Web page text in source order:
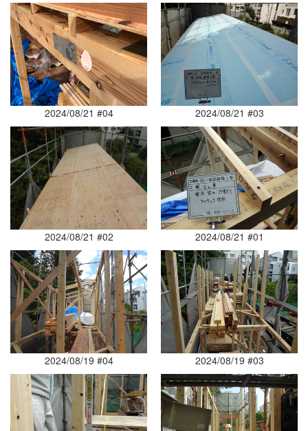
2024/08/21 #04 2024/08/21 #03
2024/08/21 #02 2024/08/21 #01
2024/08/19 #04 2024/08/19 #03